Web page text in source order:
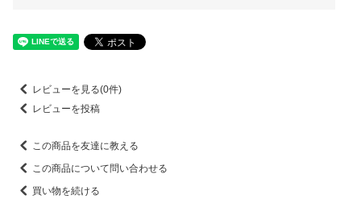
レビューを見る(0件)
レビューを投稿
この商品を友達に教える
この商品について問い合わせる
買い物を続ける